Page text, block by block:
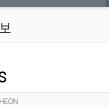
정보